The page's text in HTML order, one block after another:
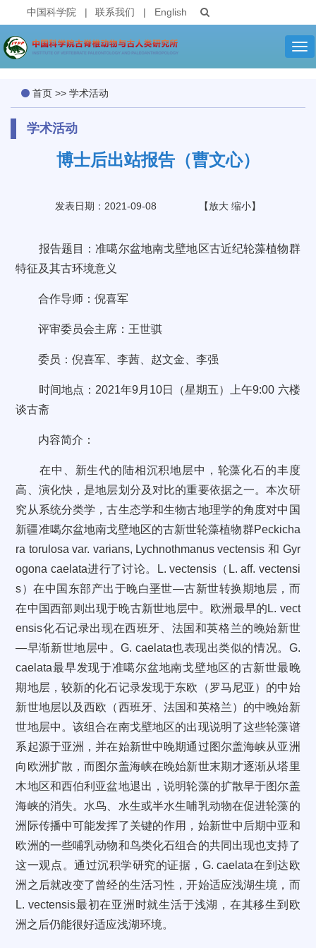
中国科学院 | 联系我们 | English
首页 >> 学术活动
学术活动
博士后出站报告（曹文心）
发表日期：2021-09-08 【放大 缩小】
报告题目：准噶尔盆地南戈壁地区古近纪轮藻植物群
特征及其古环境意义
合作导师：倪喜军
评审委员会主席：王世骐
委员：倪喜军、李茜、赵文金、李强
时间地点：2021年9月10日（星期五）上午9:00 六楼
谈古斋
内容简介：
在中、新生代的陆相沉积地层中，轮藻化石的丰度
高、演化快，是地层划分及对比的重要依据之一。本次研
究从系统分类学，古生态学和生物古地理学的角度对中国
新疆准噶尔盆地南戈壁地区的古新世轮藻植物群Peckicha
ra torulosa var. varians, Lychnothmanus vectensis 和 Gyr
ogona caelata进行了讨论。L. vectensis（L. aff. vectensi
s）在中国东部产出于晚白垩世—古新世转换期地层，而
在中国西部则出现于晚古新世地层中。欧洲最早的L. vect
ensis化石记录出现在西班牙、法国和英格兰的晚始新世
—早渐新世地层中。G. caelata也表现出类似的情况。G.
caelata最早发现于准噶尔盆地南戈壁地区的古新世最晚
期地层，较新的化石记录发现于东欧（罗马尼亚）的中始
新世地层以及西欧（西班牙、法国和英格兰）的中晚始新
世地层中。该组合在南戈壁地区的出现说明了这些轮藻谱
系起源于亚洲，并在始新世中晚期通过图尔盖海峡从亚洲
向欧洲扩散，而图尔盖海峡在晚始新世末期才逐渐从塔里
木地区和西伯利亚盆地退出，说明轮藻的扩散早于图尔盖
海峡的消失。水鸟、水生或半水生哺乳动物在促进轮藻的
洲际传播中可能发挥了关键的作用，始新世中后期中亚和
欧洲的一些哺乳动物和鸟类化石组合的共同出现也支持了
这一观点。通过沉积学研究的证据，G. caelata在到达欧
洲之后就改变了曾经的生活习性，开始适应浅湖生境，而
L. vectensis最初在亚洲时就生活于浅湖，在其移生到欧
洲之后仍能很好适应浅湖环境。